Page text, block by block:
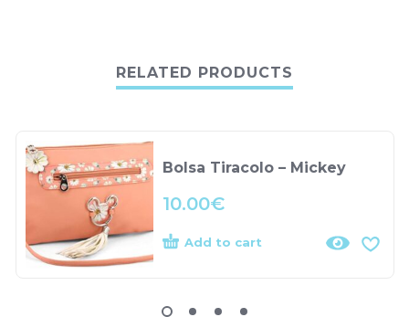
RELATED PRODUCTS
Bolsa Tiracolo – Mickey
10.00€
Add to cart